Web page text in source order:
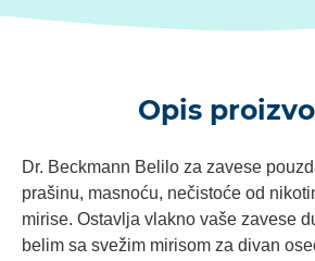
Opis
Dr. Beckmann Belilo za zavese
prašinu, masnoću, nečistoće od
mirise. Ostavlja vlakno vaše zavese
belim sa svežim mirisom za divan